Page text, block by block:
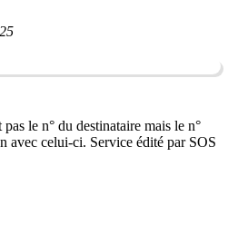
le n° du destinataire mais le n°
avec celui-ci. Service édité par SOS